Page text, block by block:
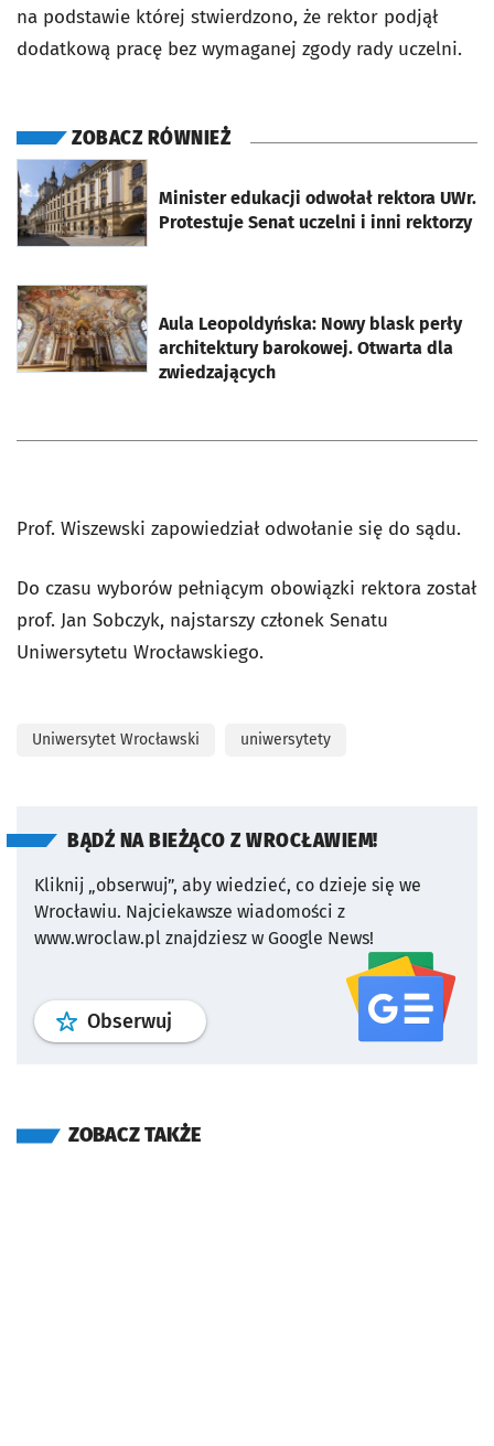
na podstawie której stwierdzono, że rektor podjął
dodatkową pracę bez wymaganej zgody rady uczelni.
ZOBACZ RÓWNIEŻ
Minister edukacji odwołał rektora UWr.
Protestuje Senat uczelni i inni rektorzy
otworzy się w nowej karcie
Aula Leopoldyńska: Nowy blask perły
architektury barokowej. Otwarta dla
zwiedzających
otworzy się w nowej karcie
Prof. Wiszewski zapowiedział odwołanie się do sądu.
Do czasu wyborów pełniącym obowiązki rektora został
prof. Jan Sobczyk, najstarszy członek Senatu
Uniwersytetu Wrocławskiego.
Uniwersytet Wrocławski uniwersytety
BĄDŹ NA BIEŻĄCO Z WROCŁAWIEM!
Kliknij „obserwuj”, aby wiedzieć, co dzieje się we
Wrocławiu. Najciekawsze wiadomości z
www.wroclaw.pl znajdziesz w Google News!
Obserwuj profil serwisu
ZOBACZ TAKŻE